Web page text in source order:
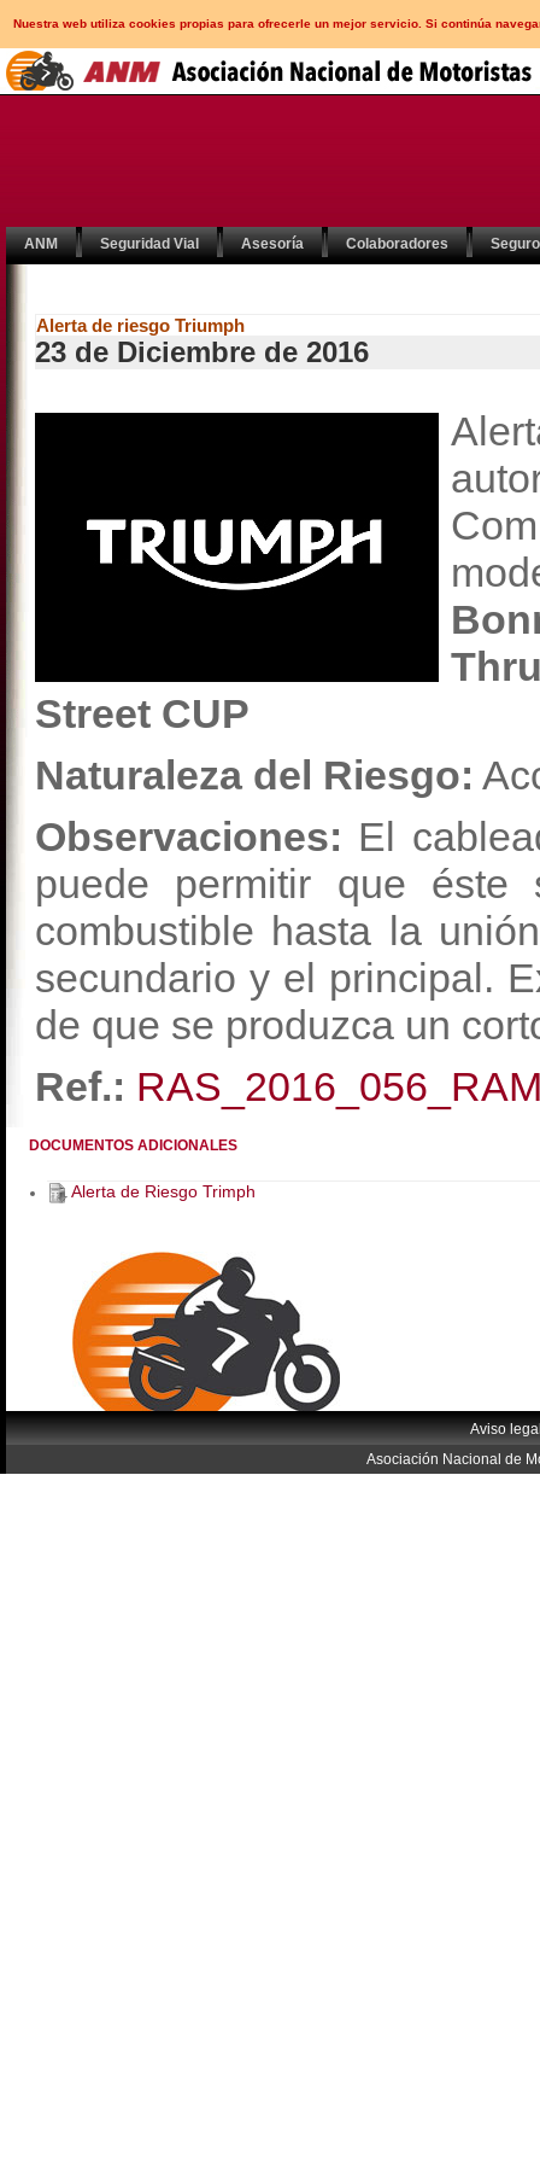
Nuestra web utiliza cookies propias para ofrecerle un mejor servicio. Si continúa
ANM Seguridad Vial Asesoría Colaboradores
Alerta de riesgo Triumph
23 de Diciembre de 2016
Street CUP
Naturaleza del Riesgo:
Observaciones: El
puede permitir que
combustible hasta la
secundario y el principal.
de que se produzca un
Ref.:
DOCUMENTOS ADICIONALES
Alerta de Riesgo Trimph
Aviso
Asociación Nacional de